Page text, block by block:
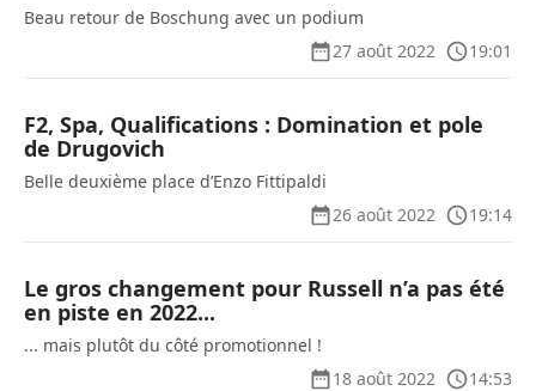
Beau retour de Boschung avec un podium
27 août 2022
19:01
F2, Spa, Qualifications : Domination et pole
de Drugovich
Belle deuxième place d’Enzo Fittipaldi
26 août 2022
19:14
Le gros changement pour Russell n’a pas été
en piste en 2022...
... mais plutôt du côté promotionnel !
18 août 2022
14:53